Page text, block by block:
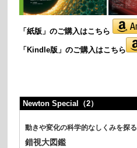
「紙版」のご購入はこちら
「Kindle版」のご購入はこちら
Newton Special（2）
動きや変化の科学的なしくみを探る
錯視大図鑑